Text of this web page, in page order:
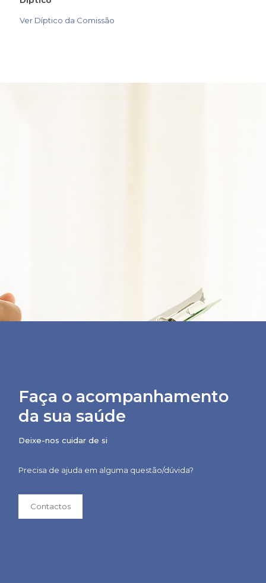
Ver Díptico da Comissão
Faça o acompanhamento
da sua saúde
Deixe-nos cuidar de si
Precisa de ajuda em alguma questão/dúvida?
Contactos